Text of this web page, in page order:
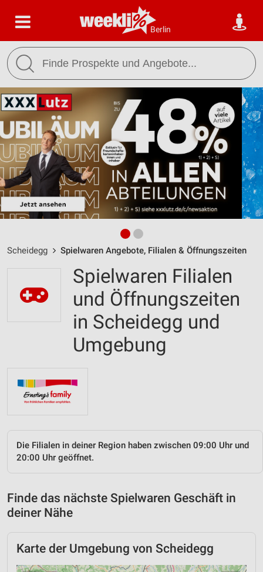
Berlin
Scheidegg Spielwaren Angebote, Filialen & Öffnungszeiten
Spielwaren Filialen
und Öffnungszeiten
in Scheidegg und
Umgebung
Die Filialen in deiner Region haben zwischen 09:00 Uhr und
20:00 Uhr geöffnet.
Finde das nächste Spielwaren Geschäft in
deiner Nähe
Karte der Umgebung von Scheidegg